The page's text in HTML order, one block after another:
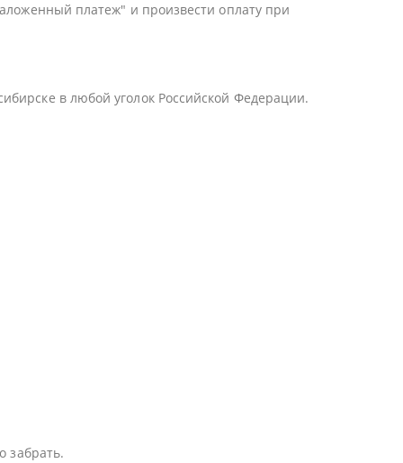
платеж" и произвести оплату при
в любой уголок Российской Федерации.
забрать.